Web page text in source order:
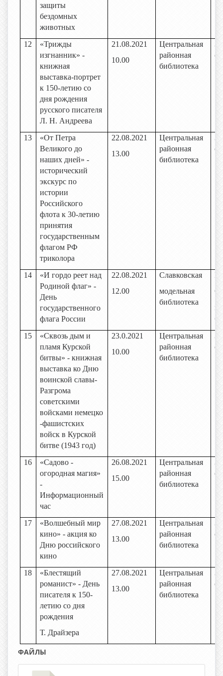
защиты
бездомных
животных
12
«Трижды
изгнанник» -
книжная
выставка-портрет
к 150-летию со
дня рождения
русского писателя
Л. Н. Андреева
21.08.2021
10.00
Центральная
районная
библиотека
13
«От Петра
Великого до
наших дней» -
исторический
экскурс по
истории
Российского
флота к 30-летию
принятия
государственным
флагом РФ
триколора
22.08.2021
13.00
Центральная
районная
библиотека
14
«И гордо реет над
Родиной флаг» -
День
государственного
флага России
22.08.2021
12.00
Славковская
модельная
библиотека
15
«Сквозь дым и
пламя Курской
битвы» - книжная
выставка ко Дню
воинской славы-
Разгрома
советскими
войсками немецко
-фашистских
войск в Курской
битве (1943 год)
23.0.2021
10.00
Центральная
районная
библиотека
16
«Садово -
огородная магия»
-
Информационный
час
26.08.2021
15.00
Центральная
районная
библиотека
17
«Волшебный мир
кино» - акция ко
Дню российского
кино
27.08.2021
13.00
Центральная
районная
библиотека
18
«Блестящий
романист» - День
писателя к 150-
летию со дня
рождения
Т. Драйзера
27.08.2021
13.00
Центральная
районная
библиотека
ФАЙЛЫ